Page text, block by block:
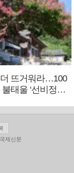
뜨거워라…100
태울 ‘선비정신’
제신문